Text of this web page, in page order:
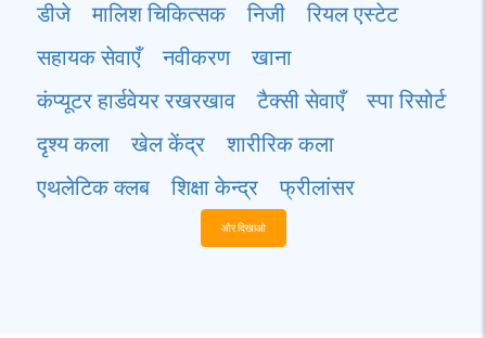
डीजे
मालिश चिकित्सक निजी
रियल एस्टेट
सहायक सेवाएँ
नवीकरण
खाना
कंप्यूटर हार्डवेयर रखरखाव
टैक्सी सेवाएँ
स्पा रिसोर्ट
दृश्य कला
खेल केंद्र
शारीरिक कला
एथलेटिक क्लब
शिक्षा केन्द्र फ्रीलांसर
और दिखाओ